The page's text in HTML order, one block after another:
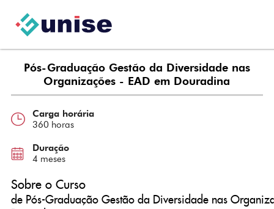
Pós-Graduação Gestão da Diversidade nas
Organizações - EAD em Douradina
Carga horária
360 horas
Duração
4 meses
Sobre o Curso
de Pós-Graduação Gestão da Diversidade nas